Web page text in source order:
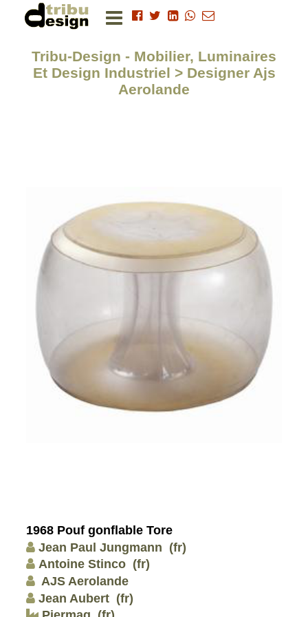
Tribu-Design - Mobilier, Luminaires
Et Design Industriel > Designer Ajs
Aerolande
1968 Pouf gonflable Tore
Jean Paul Jungmann (fr)
Antoine Stinco (fr)
AJS Aerolande
Jean Aubert (fr)